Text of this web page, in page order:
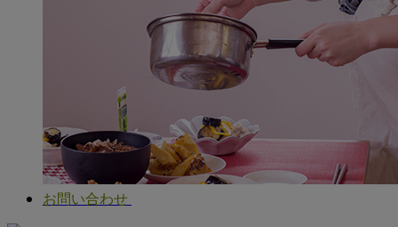
お問い合わせ